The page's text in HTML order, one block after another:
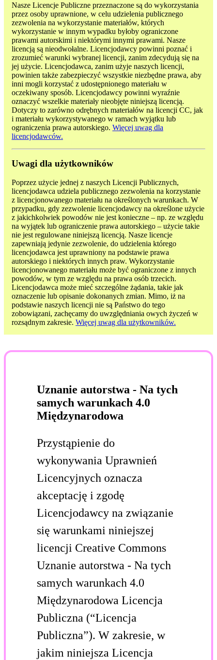
Nasze Licencje Publiczne przeznaczone są do wykorzystania
przez osoby uprawnione, w celu udzielenia publicznego
zezwolenia na wykorzystanie materiałów, których
wykorzystanie w innym wypadku byłoby ograniczone
prawami autorskimi i niektórymi innymi prawami. Nasze
licencją są nieodwołalne. Licencjodawcy powinni poznać i
zrozumieć warunki wybranej licencji, zanim zdecydują się na
jej użycie. Licencjodawca, zanim użyje naszych licencji,
powinien także zabezpieczyć wszystkie niezbędne prawa, aby
inni mogli korzystać z udostępnionego materiału w
oczekiwany sposób. Licencjodawcy powinni wyraźnie
oznaczyć wszelkie materiały nieobjęte niniejszą licencją.
Dotyczy to zarówno odrębnych materiałów na licencji CC, jak
i materiału wykorzystywanego w ramach wyjątku lub
ograniczenia prawa autorskiego. Więcej uwag dla
licencjodawców.
Uwagi dla użytkowników
Poprzez użycie jednej z naszych Licencji Publicznych,
licencjodawca udziela publicznego zezwolenia na korzystanie
z licencjonowanego materiału na określonych warunkach. W
przypadku, gdy zezwolenie licencjodawcy na określone użycie
z jakichkolwiek powodów nie jest konieczne – np. ze względu
na wyjątek lub ograniczenie prawa autorskiego – użycie takie
nie jest regulowane niniejszą licencją. Nasze licencje
zapewniają jedynie zezwolenie, do udzielenia którego
licencjodawca jest uprawniony na podstawie prawa
autorskiego i niektórych innych praw. Wykorzystanie
licencjonowanego materiału może być ograniczone z innych
powodów, w tym ze względu na prawa osób trzecich.
Licencjodawca może mieć szczególne żądania, takie jak
oznaczenie lub opisanie dokonanych zmian. Mimo, iż na
podstawie naszych licencji nie są Państwo do tego
zobowiązani, zachęcamy do uwzględniania owych życzeń w
rozsądnym zakresie. Więcej uwag dla użytkowników.
Uznanie autorstwa - Na tych
samych warunkach 4.0
Międzynarodowa
Przystąpienie do
wykonywania Uprawnień
Licencyjnych oznacza
akceptację i zgodę
Licencjodawcy na związanie
się warunkami niniejszej
licencji Creative Commons
Uznanie autorstwa - Na tych
samych warunkach 4.0
Międzynarodowa Licencja
Publiczna (“Licencja
Publiczna”). W zakresie, w
jakim niniejsza Licencja